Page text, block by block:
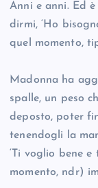
Anni e anni. Ed
dirmi, ‘Ho
quel momento,
Madonna ha
spalle, un peso
deposto, poter
tenendogli la
‘Ti voglio bene
momento, ndr)